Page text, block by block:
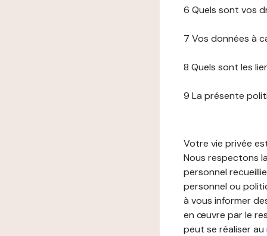
6 Quels sont vos
7 Vos données à
8 Quels sont les
9 La présente
Votre vie privée
Nous respectons
personnel
personnel ou
à vous informer
en œuvre par le
peut se réaliser